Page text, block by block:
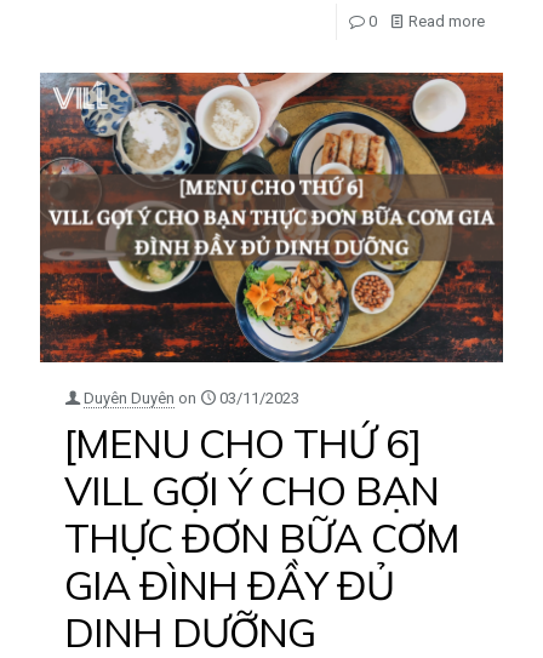
0 Read more
Duyên Duyên on 03/11/2023
[MENU CHO THỨ 6]
VILL GỢI Ý CHO BẠN
THỰC ĐƠN BỮA CƠM
GIA ĐÌNH ĐẦY ĐỦ
DINH DƯỠNG